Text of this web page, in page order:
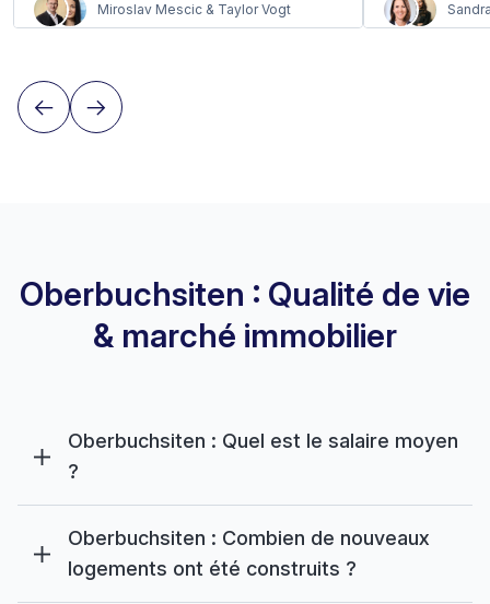
Miroslav Mescic & Taylor Vogt
Oberbuchsiten : Qualité de vie
& marché immobilier
Oberbuchsiten : Quel est le salaire moyen
?
Oberbuchsiten : Combien de nouveaux
logements ont été construits ?